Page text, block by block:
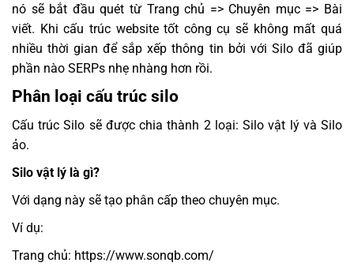
nó sẽ bắt đầu quét từ Trang chủ => Chuyên mục => Bài
viết. Khi cấu trúc website tốt công cụ sẽ không mất quá
nhiều thời gian để sắp xếp thông tin bởi với Silo đã giúp
phần nào SERPs nhẹ nhàng hơn rồi.
Phân loại cấu trúc silo
Cấu trúc Silo sẽ được chia thành 2 loại: Silo vật lý và Silo
ảo.
Silo vật lý là gì?
Với dạng này sẽ tạo phân cấp theo chuyên mục.
Ví dụ:
Trang chủ: https://www.sonqb.com/